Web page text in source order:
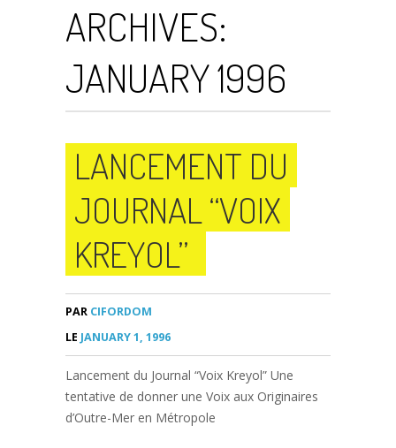
ARCHIVES:
JANUARY 1996
LANCEMENT DU
JOURNAL “VOIX
KREYOL”
PAR CIFORDOM
LE JANUARY 1, 1996
Lancement du Journal “Voix Kreyol” Une
tentative de donner une Voix aux Originaires
d’Outre-Mer en Métropole